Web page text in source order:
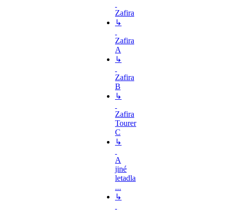
Zafira
↳
Zafira
A
↳
Zafira
B
↳
Zafira
Tourer
C
↳
A
jiné
letadla
...
↳